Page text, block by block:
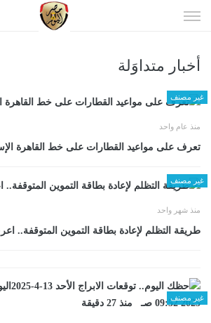
الى
أخبار متداوَلة
غير مصنف
منذ عام واحد
تعرف على مواعيد القطارات على خط القاهرة
غير مصنف
منذ شهر واحد
طريقة التظلم لإعادة بطاقة التموين المتوقفة..
غير مصنف